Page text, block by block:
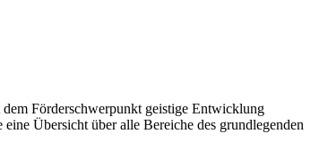
Förderschwerpunkt geistige Entwicklung
Übersicht über alle Bereiche des grundlegenden